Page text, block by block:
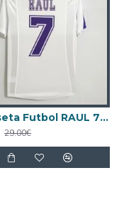
Camiseta Futbol RAUL 7 Real Madrid Primera Equipación 1997/98 Vintage
29.00€